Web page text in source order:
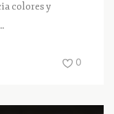
colores y
0